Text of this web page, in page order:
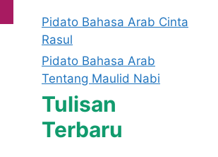
Pidato Bahasa Arab Cinta
Rasul
Pidato Bahasa Arab
Tentang Maulid Nabi
Tulisan
Terbaru